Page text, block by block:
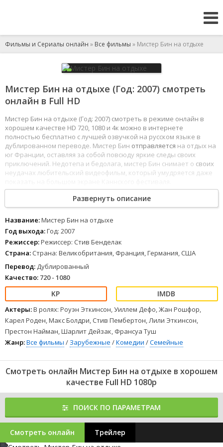
Фильмы и Сериалы онлайн » Все фильмы » Мистер Бин на отдыхе
Мистер Бин на отдыхе (Год: 2007) смотреть
онлайн в Full HD
Мистер Бин на отдыхе (Год: 2007) смотреть в режиме онлайн в
хорошем качестве HD 720, 1080 и 4к можно в интернете
полностью бесплатно с лучшей озвучкой на русском языке в
дублированном переводе. Мистер Бин отправляется на отдых на
юг Франции, оставляя за собой повсюду яркие следы своих
приключений. Недотепа и бедолага, мистер Бин снимает о своих
неудачах любительский видеофильм, который умудряется даже
12345 678
Развернуть описание
Название:Мистер Бин на отдыхе
Год выхода:Год: 2007
Режиссер:Режиссер: Стив Бенделак
Страна: Страна: Великобритания, Франция, Германия, США
Перевод: Дублированный
Качество: 720 - 1080
Актеры:В ролях: Роуэн Эткинсон, Уиллем Дефо, Жан Рошфор,
Карел Роден, Макс Болдри, Стив Пембертон, Лили Эткинсон,
Престон Найман, Шарлит Дейзак, Франсуа Туш
Жанр:Все фильмы / Зарубежные /Комедии /Семейные
Смотреть онлайн Мистер Бин на отдыхе в хорошем
качестве Full HD 1080p
ПОИСК ПО ПАРАМЕТРАМ
Смотреть онлайн Трейлер